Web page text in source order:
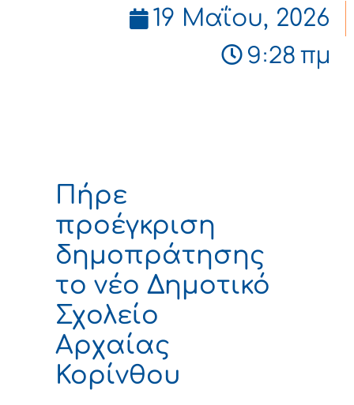
19 Μαΐου, 2026
9:28 πμ
Πήρε
προέγκριση
δημοπράτησης
το νέο Δημοτικό
Σχολείο
Αρχαίας
Κορίνθου